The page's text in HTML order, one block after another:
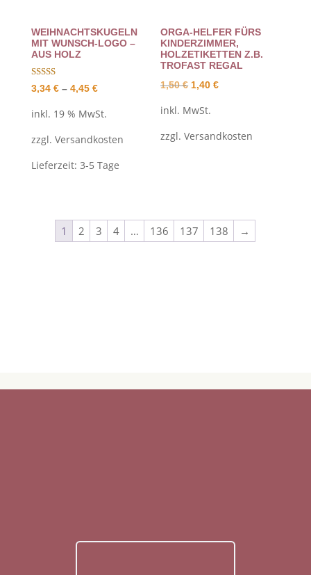
WEIHNACHTSKUGELN
MIT WUNSCH-LOGO –
AUS HOLZ
Bewertet mit
5.00
3,34 €– 4,45 €
inkl. 19 % MwSt.
zzgl. Versandkosten
Lieferzeit: 3-5 Tage
ORGA-HELFER FÜRS
KINDERZIMMER,
HOLZETIKETTEN Z.B.
TROFAST REGAL
1,50€ Ursprünglicher
1,50 €
1,40€Aktueller
1,40 €.
inkl. MwSt.
zzgl.Versandkosten
1 2 3 4 … 136 137 138 →